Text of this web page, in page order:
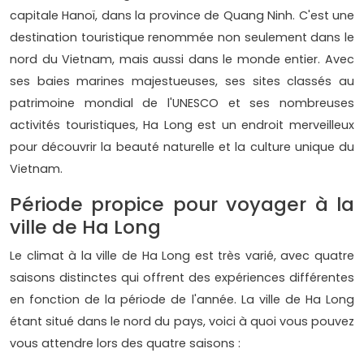
capitale Hanoï, dans la province de Quang Ninh. C'est une
destination touristique renommée non seulement dans le
nord du Vietnam, mais aussi dans le monde entier. Avec
ses baies marines majestueuses, ses sites classés au
patrimoine mondial de l'UNESCO et ses nombreuses
activités touristiques, Ha Long est un endroit merveilleux
pour découvrir la beauté naturelle et la culture unique du
Vietnam.
Période propice pour voyager à la
ville de Ha Long
Le climat à la ville de Ha Long est très varié, avec quatre
saisons distinctes qui offrent des expériences différentes
en fonction de la période de l'année. La ville de Ha Long
étant situé dans le nord du pays, voici à quoi vous pouvez
vous attendre lors des quatre saisons :